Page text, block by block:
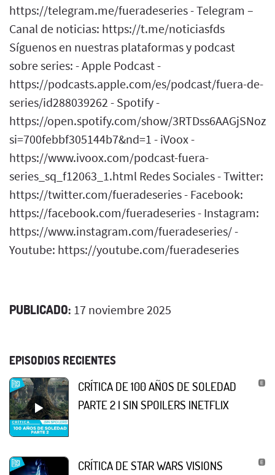
https://telegram.me/fueradeseries - Telegram –
Canal de noticias: https://t.me/noticiasfds
Síguenos en nuestras plataformas y podcast
sobre series: - Apple Podcast -
https://podcasts.apple.com/es/podcast/fuera-de-
series/id288039262 - Spotify -
https://open.spotify.com/show/
si=700febbf305144b7&nd=1 - iVoox -
https://www.ivoox.com/podcast-fuera-
series_sq_f12063_1.html Redes Sociales - Twitter:
https://twitter.com/fueradeseries - Facebook:
https://facebook.com/fueradeseries - Instagram:
https://www.instagram.com/fueradeseries/ -
Youtube: https://youtube.com/fueradeseries
PUBLICADO: 17 noviembre 2025
EPISODIOS RECIENTES
CRÍTICA DE 100 AÑOS DE SOLEDAD
PARTE 2 | SIN SPOILERS |NETFLIX
CRÍTICA DE STAR WARS VISIONS